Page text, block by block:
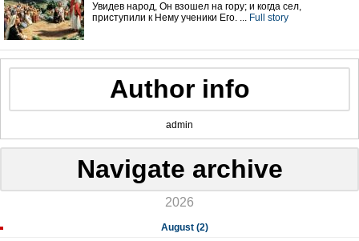
Увидев народ, Он взошел на гору; и когда сел,
приступили к Нему ученики Его. ... Full story
Author info
admin
Navigate archive
2026
August (2)